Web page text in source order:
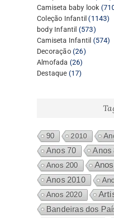
Camiseta baby look
Coleção Infantil 1143
body Infantil 573573
Camiseta Infantil 574
Decoração 2626
Almofada 2626
produtos
Destaque 1717
90 2010
Anos 70
Anos
Anos 200
Anos 2010
Anos 2020
Bandeiras dos